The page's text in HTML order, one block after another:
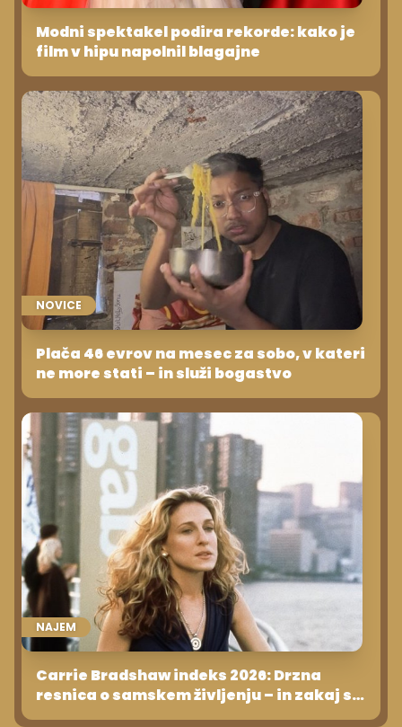
Modni spektakel podira rekorde: kako je
film v hipu napolnil blagajne
NOVICE
Plača 46 evrov na mesec za sobo, v kateri
ne more stati – in služi bogastvo
NAJEM
Carrie Bradshaw indeks 2026: Drzna
resnica o samskem življenju – in zakaj si
ga danes ne more privoščiti skoraj nihče